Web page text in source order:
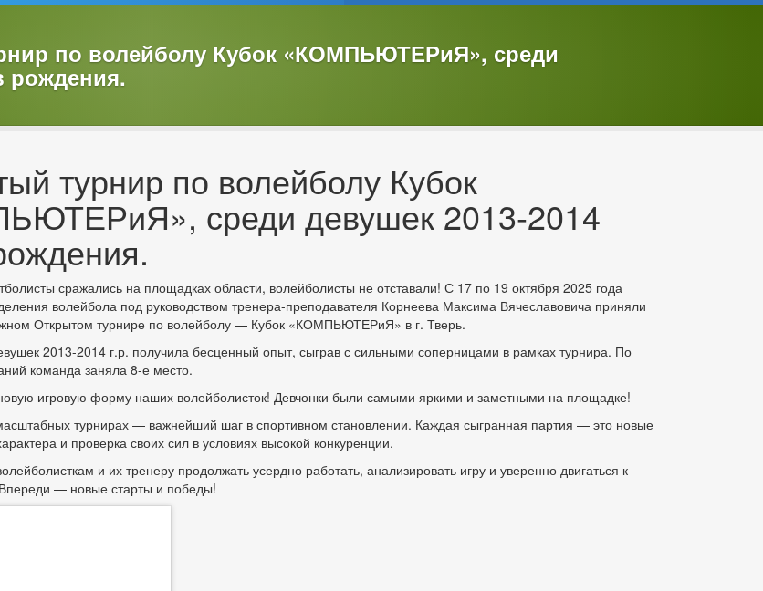
по волейболу Кубок «КОМПЬЮТЕРиЯ», среди
рождения.
турнир по волейболу Кубок
среди девушек 2013-2014
сражались на площадках области, волейболисты не отставали! С 17 по 19 октября 2025 года
волейбола под руководством тренера-преподавателя Корнеева Максима Вячеславовича приняли
Открытом турнире по волейболу — Кубок «КОМПЬЮТЕРиЯ» в г. Тверь.
2013-2014 г.р. получила бесценный опыт, сыграв с сильными соперницами в рамках турнира. По
команда заняла 8-е место.
игровую форму наших волейболисток! Девчонки были самыми яркими и заметными на площадке!
турнирах — важнейший шаг в спортивном становлении. Каждая сыгранная партия — это новые
и проверка своих сил в условиях высокой конкуренции.
и их тренеру продолжать усердно работать, анализировать игру и уверенно двигаться к
— новые старты и победы!